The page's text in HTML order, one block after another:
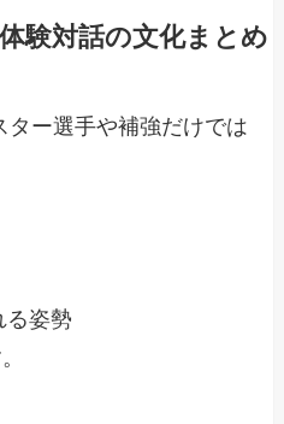
験対話の文化まとめ
ター選手や補強だけでは
る姿勢